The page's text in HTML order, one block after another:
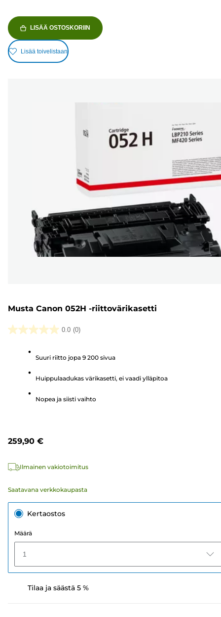
LISÄÄ OSTOSKORIIN
Lisää toivelistaan
Musta Canon 052H -riittovärikasetti
0.0 (0)
0.0/5
Suuri riitto jopa 9 200 sivua
Huippulaadukas värikasetti, ei vaadi ylläpitoa
Nopea ja siisti vaihto
259,90 €
Ilmainen vakiotoimitus
Saatavana verkkokaupasta
Kertaostos
Määrä
1
Tilaa ja säästä 5 %